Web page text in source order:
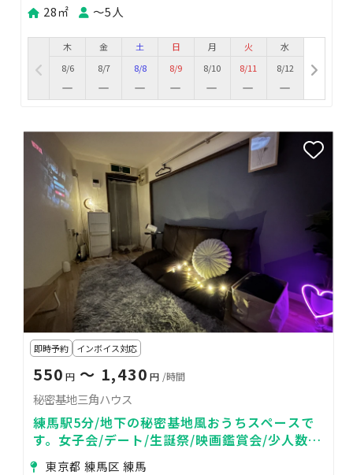
28㎡
〜5人
木
8/6
金
8/7
土
8/8
日
8/9
月
8/10
火
8/11
水
8/12
即時予約 インボイス対応
550 円〜 1,430 円 /時間
秘密基地三角ハウス
練馬駅5分/地下の秘密基地風おうちスペースで
す。女子会/デート/生誕祭/映画鑑賞会/少人数利
用にぴったり！買い出しも便利！
東京都 練馬区 練馬